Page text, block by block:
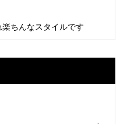
ちんなスタイルです